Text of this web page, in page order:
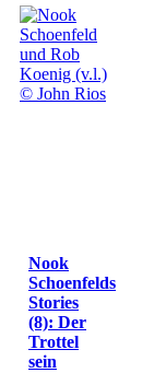
Nook
Schoenfelds
Stories
(8): Der
Trottel
sein